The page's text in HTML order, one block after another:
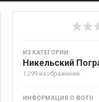
ИЗ КАТЕГОРИИ:
Никельский
1 299 изображений
ИНФОРМАЦИЯ О ФОТО